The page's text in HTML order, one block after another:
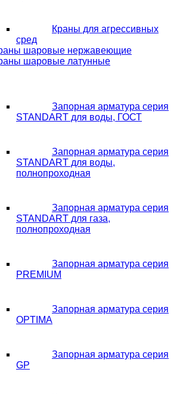
Краны для агрессивных
сред
шаровые нержавеющие
шаровые латунные
Запорная арматура серия
STANDART для воды, ГОСТ
Запорная арматура серия
STANDART для воды,
полнопроходная
Запорная арматура серия
STANDART для газа,
полнопроходная
Запорная арматура серия
PREMIUM
Запорная арматура серия
OPTIMA
Запорная арматура серия
GP